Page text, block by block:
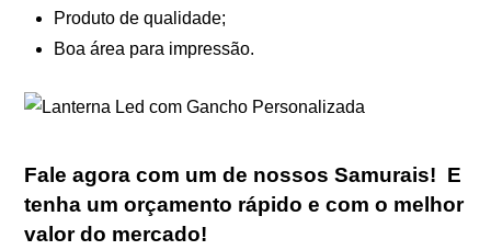
Produto de qualidade;
Boa área para impressão.
Fale agora com um de nossos Samurais! E
tenha um orçamento rápido e com o melhor
valor do mercado!